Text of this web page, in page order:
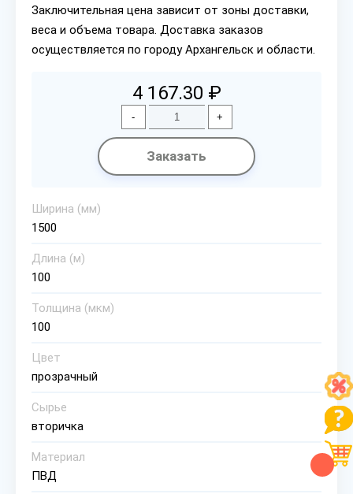
Заключительная цена зависит от зоны доставки,
веса и объема товара. Доставка заказов
осуществляется по городу Архангельск и области.
4 167.30 ₽
- +
Заказать
Ширина (мм)
1500
Длина (м)
100
Толщина (мкм)
100
Цвет
прозрачный
Сырье
вторичка
Материал
ПВД